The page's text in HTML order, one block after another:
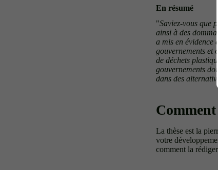
En résumé
"Saviez-vous que
ainsi à des
a mis en évidence
gouvernements et
de déchets
gouvernements
dans des
La thèse est la
votre
comment la